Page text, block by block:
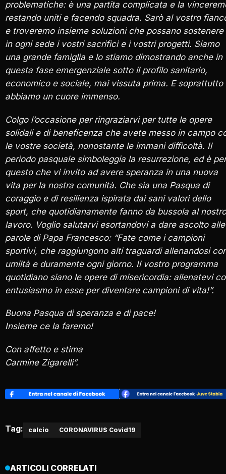
problematiche: è una partita complicata e la
restando uniti e facendo squadra. Sarò al vostro
e troveremo insieme soluzioni che possano sostenere
in ogni sede i vostri sacrifici e i vostri progetti. Siamo
una grande famiglia e lo stiamo dimostrando anche in
questa fase emergenziale sotto il profilo sanitario,
economico e sociale, mai vissuta prima. E soprattutto
abbiamo un cuore immenso.
Colgo l’occasione per ringraziarvi per tutte le opere
solidali e di beneficenza che avete messo in campo
le vostre società, nonostante le immani difficoltà. Il
periodo pasquale simboleggia la resurrezione, ed è per
questo che vi invito ad avere speranza in una nuova
vita per la nostra comunità. Che sia una Pasqua di
coraggio e di resilienza ispirata dai sani valori dello
sport, che quotidianamente fanno da bussola al nostro
lavoro. Voglio salutarvi esortandovi a dare ascolto alle
parole di Papa Francesco: “Fate come i campioni
sportivi, che raggiungono alti traguardi allenandosi
umiltà e duramente ogni giorno. Il vostro programma
quotidiano siano le opere di misericordia: allenatevi
entusiasmo in esse per diventare campioni di vita!”.
Buona Pasqua di speranza e di pace!
Insieme ce la faremo!
Con affetto e stima
Carmine Zigarelli”.
Tag: calcio CORONAVIRUS Covid19
ARTICOLI CORRELATI